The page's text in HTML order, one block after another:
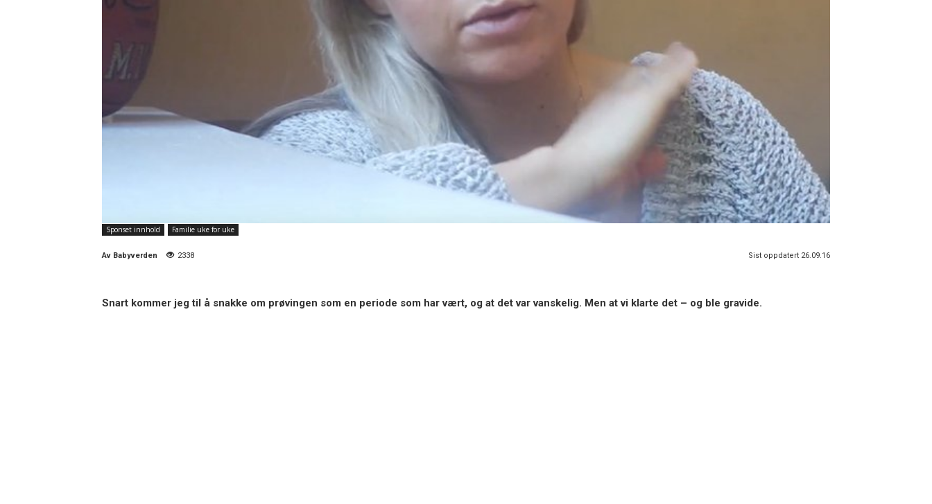
Sponset innhold Familie uke for uke
Av Babyverden 2338 Sist oppdatert 26.09.16
Snart kommer jeg til å snakke om prøvingen som en periode som har vært, og at det var vanskelig. Men at vi klarte det – og ble gravide.